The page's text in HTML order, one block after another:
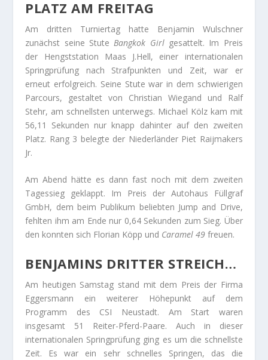
PLATZ AM FREITAG
Am dritten Turniertag hatte Benjamin Wulschner
zunächst seine StuteBangkok Girl gesattelt. Im Preis
der Hengststation Maas J.Hell, einer internationalen
Springprüfung nach Strafpunkten und Zeit, war er
erneut erfolgreich. Seine Stute war in dem schwierigen
Parcours, gestaltet von Christian Wiegand und Ralf
Stehr, am schnellsten unterwegs. Michael Kölz kam mit
56,11 Sekunden nur knapp dahinter auf den zweiten
Platz. Rang 3 belegte der Niederländer Piet Raijmakers
Jr.
Am Abend hätte es dann fast noch mit dem zweiten
Tagessieg geklappt. Im Preis der Autohaus Füllgraf
GmbH, dem beim Publikum beliebten Jump and Drive,
fehlten ihm am Ende nur 0,64 Sekunden zum Sieg. Über
den konnten sich Florian Köpp und Caramel 49freuen.
BENJAMINS DRITTER STREICH…
Am heutigen Samstag stand mit dem Preis der Firma
Eggersmann ein weiterer Höhepunkt auf dem
Programm des CSI Neustadt. Am Start waren
insgesamt 51 Reiter-Pferd-Paare. Auch in dieser
internationalen Springprüfung ging es um die schnellste
Zeit. Es war ein sehr schnelles Springen, das die